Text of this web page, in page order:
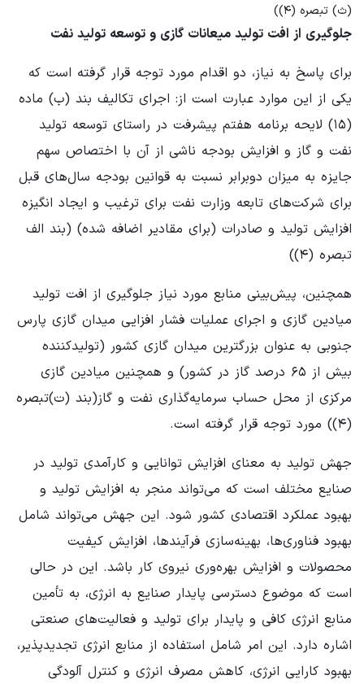
(ث) تبصره (۴))
جلوگیری از افت تولید میعانات گازی و توسعه تولید نفت
برای پاسخ به نیاز، دو اقدام مورد توجه قرار گرفته است که
یکی از این موارد عبارت است از: اجرای تکالیف بند (ب) ماده
(۱۵) لایحه برنامه هفتم پیشرفت در راستای توسعه تولید
نفت و گاز و افزایش بودجه ناشی از آن با اختصاص سهم
جایزه به میزان دوبرابر نسبت به قوانین بودجه سال‌های قبل
برای شرکت‌های تابعه وزارت نفت برای ترغیب و ایجاد انگیزه
افزایش تولید و صادرات (برای مقادیر اضافه شده) (بند الف
تبصره (۴))
همچنین، پیش‌بینی منابع مورد نیاز جلوگیری از افت تولید
میادین گازی و اجرای عملیات فشار افزایی میدان گازی پارس
جنوبی به عنوان بزرگترین میدان گازی کشور (تولیدکننده
بیش از ۶۵ درصد گاز در کشور) و همچنین میادین گازی
مرکزی از محل حساب سرمایه‌گذاری نفت و گاز(بند (ت)تبصره
(۴)) مورد توجه قرار گرفته است.
جهش تولید به معنای افزایش توانایی و کارآمدی تولید در
صنایع مختلف است که می‌تواند منجر به افزایش تولید و
بهبود عملکرد اقتصادی کشور شود. این جهش می‌تواند شامل
بهبود فناوری‌ها، بهینه‌سازی فرآیندها، افزایش کیفیت
محصولات و افزایش بهره‌وری نیروی کار باشد. این در حالی
است که موضوع دسترسی پایدار صنایع به انرژی، به تأمین
منابع انرژی کافی و پایدار برای تولید و فعالیت‌های صنعتی
اشاره دارد. این امر شامل استفاده از منابع انرژی تجدیدپذیر،
بهبود کارایی انرژی، کاهش مصرف انرژی و کنترل آلودگی